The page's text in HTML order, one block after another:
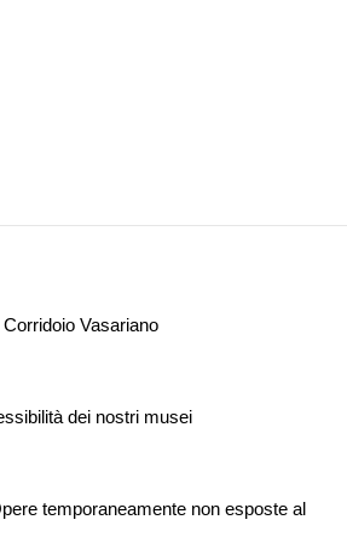
Vasariano
dei nostri musei
temporaneamente non esposte al